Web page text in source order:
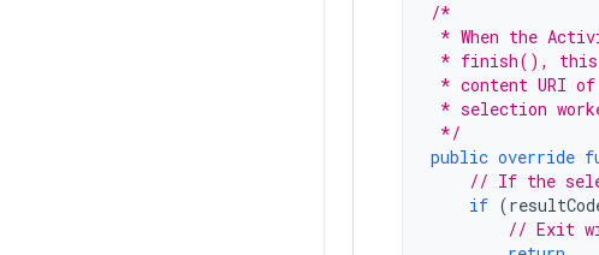
/*
* When the
* finish(), this
* content URI
* selection
*/
public override
// If the
if (
// Exit